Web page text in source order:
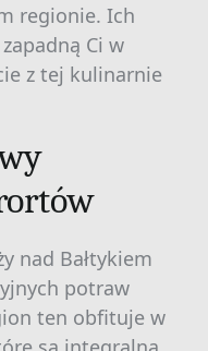
regionie. Ich
Ci w
z tej kulinarnie
nad Bałtykiem
potraw
ten obfituje w